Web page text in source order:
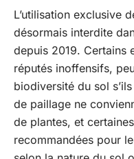
L’utilisation exclusive
désormais interdite
depuis 2019. Certains
réputés inoffensifs,
biodiversité du sol
de paillage ne
de plantes, et
recommandées pour